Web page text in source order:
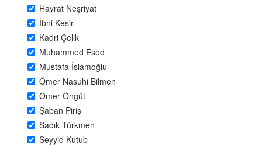
Hayrat Neşriyat
İbni Kesir
Kadri Çelik
Muhammed Esed
Mustafa İslamoğlu
Ömer Nasuhi Bilmen
Ömer Öngüt
Şaban Piriş
Sadık Türkmen
Seyyid Kutub